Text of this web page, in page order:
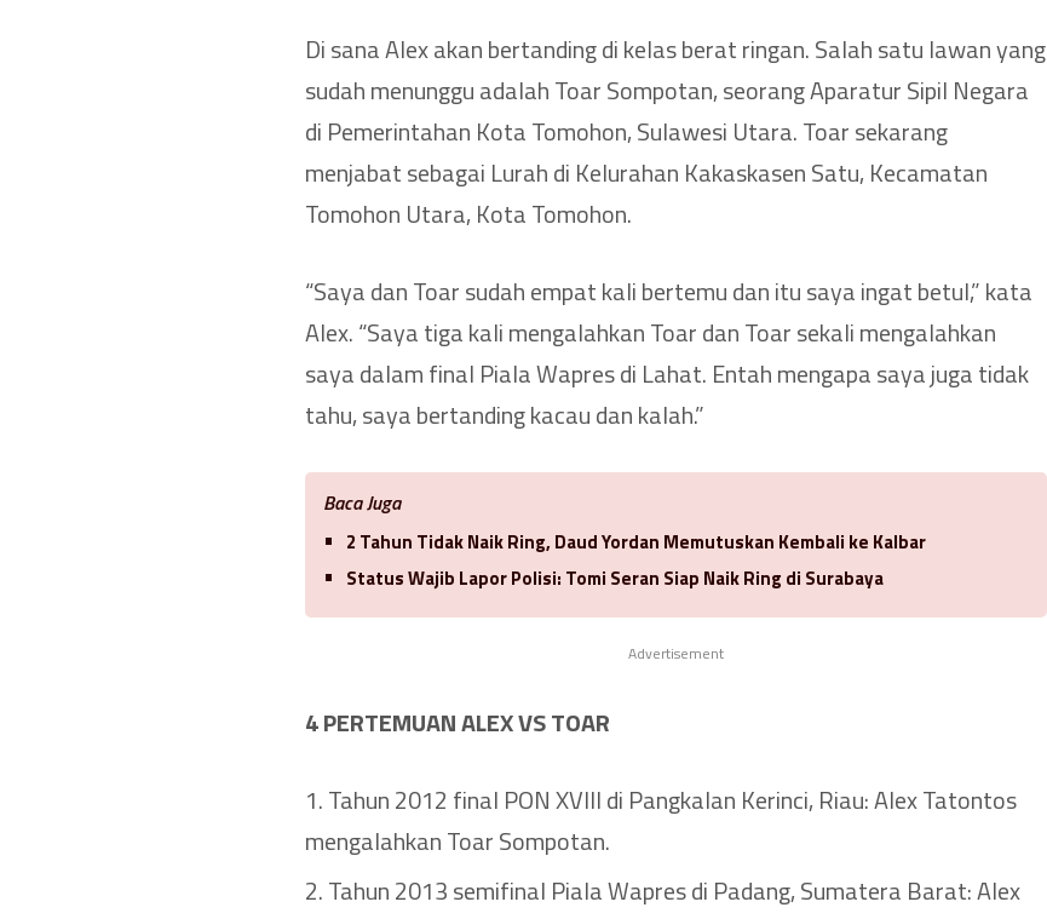
Di sana Alex akan bertanding di kelas berat ringan. Salah satu lawan yang
sudah menunggu adalah Toar Sompotan, seorang Aparatur Sipil Negara
di Pemerintahan Kota Tomohon, Sulawesi Utara. Toar sekarang
menjabat sebagai Lurah di Kelurahan Kakaskasen Satu, Kecamatan
Tomohon Utara, Kota Tomohon.
“Saya dan Toar sudah empat kali bertemu dan itu saya ingat betul,” kata
Alex. “Saya tiga kali mengalahkan Toar dan Toar sekali mengalahkan
saya dalam final Piala Wapres di Lahat. Entah mengapa saya juga tidak
tahu, saya bertanding kacau dan kalah.”
Baca Juga
2 Tahun Tidak Naik Ring, Daud Yordan Memutuskan Kembali ke Kalbar
Status Wajib Lapor Polisi: Tomi Seran Siap Naik Ring di Surabaya
Advertisement
4 PERTEMUAN ALEX VS TOAR
Tahun 2012 final PON XVIII di Pangkalan Kerinci, Riau: Alex Tatontos
mengalahkan Toar Sompotan.
Tahun 2013 semifinal Piala Wapres di Padang, Sumatera Barat: Alex